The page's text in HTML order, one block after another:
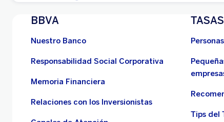
BBVA
Nuestro Banco
Responsabilidad Social Corporativa
Memoria Financiera
Relaciones con los Inversionistas
Tips del